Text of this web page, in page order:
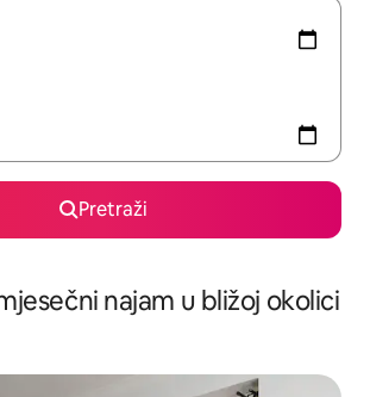
Pretraži
najam u bližoj okolici